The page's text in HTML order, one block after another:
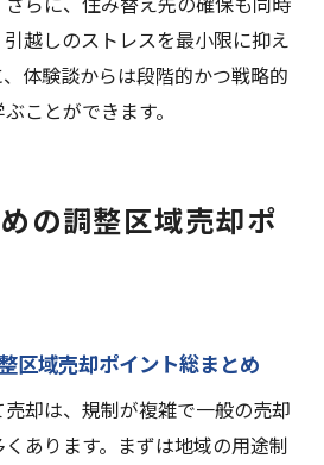
越しのストレスを最小限に抑え
体験談からは段階的かつ戦略的
ことができます。
の調整区域売却ポ
区域売却ポイント総まとめ
却は、規制が複雑で一般の売却
あります。まずは地域の用途制